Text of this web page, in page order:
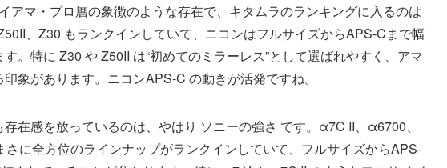
アマ・プロ層の象徴のような存在で、キタムラのランキングに入るのは
、Z30 もランクインしていて、ニコンはフルサイズからAPS-Cまで幅
。特に Z30 や Z50II は“初めてのミラーレス”として選ばれやすく、アマ
象があります。ニコンAPS-C の動きが活発ですね。
在感を放っているのは、やはり ソニーの強さ です。α7C II、α6700、
に全方位のラインナップがランクインしていて、フルサイズからAPS-